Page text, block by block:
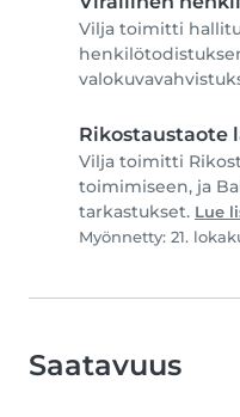
Vilja toimitti
Rikostaustaote
Vilja toimitti
toimimiseen, ja
tarkastukset. Lue
Myönnetty: 21.
Saatavuus